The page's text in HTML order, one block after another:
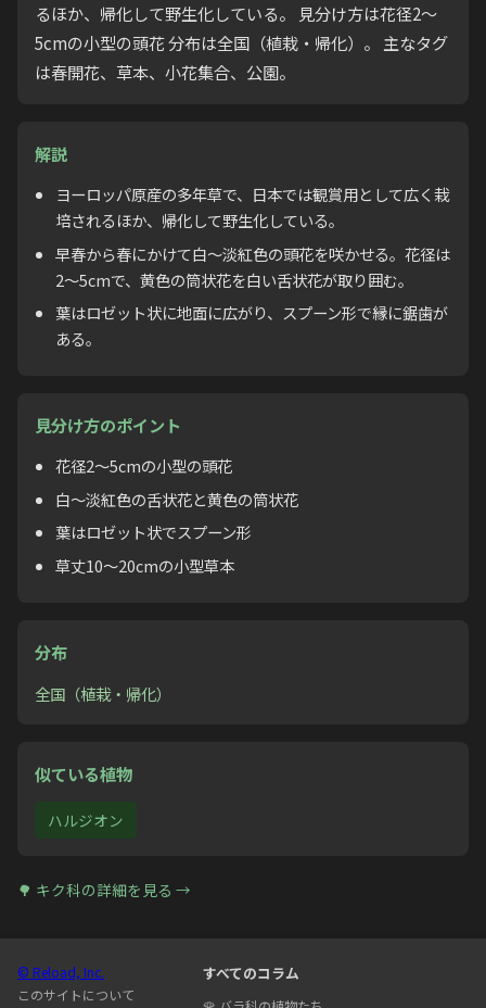
るほか、帰化して野生化している。 見分け方は花径2〜
5cmの小型の頭花 分布は全国（植栽・帰化）。 主なタグ
は春開花、草本、小花集合、公園。
解説
ヨーロッパ原産の多年草で、日本では観賞用として広く栽
培されるほか、帰化して野生化している。
早春から春にかけて白〜淡紅色の頭花を咲かせる。花径は
2〜5cmで、黄色の筒状花を白い舌状花が取り囲む。
葉はロゼット状に地面に広がり、スプーン形で縁に鋸歯が
ある。
見分け方のポイント
花径2〜5cmの小型の頭花
白〜淡紅色の舌状花と黄色の筒状花
葉はロゼット状でスプーン形
草丈10〜20cmの小型草本
分布
全国（植栽・帰化）
似ている植物
ハルジオン
🌳 キク科の詳細を見る →
© Reload, Inc.
このサイトについて
すべてのコラム